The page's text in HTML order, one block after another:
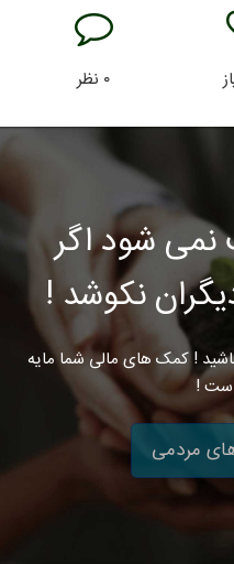
۰ نظر
شود اگر
نکوشد !
! کمک های مالی شما مایه
!
مردمی